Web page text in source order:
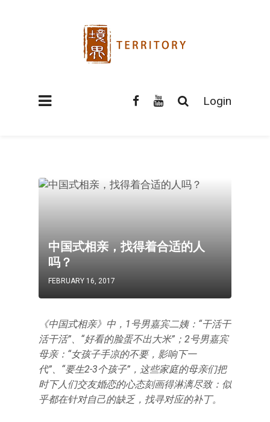
Login
中国式相亲，找得着合适的人
吗？
FEBRUARY 16, 2017
《中国式相亲》中，1号男嘉宾二姨：“干活干
活干活”、“好看的脸蛋不出大米”；2号男嘉宾
母亲：“女孩子手凉的不要，影响下一
代”、“要生2-3个孩子”，这些家庭的母亲们把
时下人们交友婚恋的心态刻画得淋漓尽致：似
乎都在针对自己的缺乏，找寻对应的补丁。